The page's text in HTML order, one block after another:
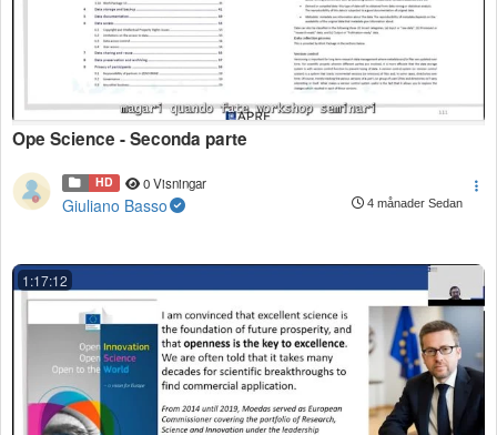
Ope Science - Seconda parte
HD 0 Visningar
Giuliano Basso 4 månader Sedan
1:17:12